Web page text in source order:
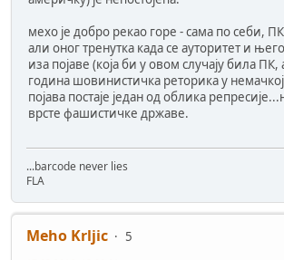
мехо је добро рекао горе - сама по себи,
али оног тренутка када се ауторитет и
иза појаве (која би у овом случају била
година шовинистичка реторика у
појава постаје један од облика
врсте фашистичке државе.
...barcode never lies
FLA
Meho Krljic
5